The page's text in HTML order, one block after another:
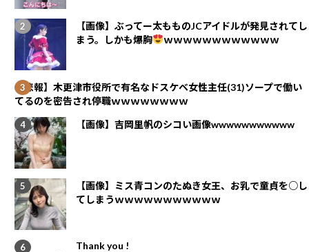
【画像】ぶってー太もものJCアイドルが発見されてし
まう。しかも爆胸
ｗｗｗｗｗｗｗｗｗｗｗｗ
【悲報】木更津市役所で有名なドスケベ女性主任(31)ソープで働い
てるのを密告され停職ｗｗｗｗｗｗｗｗ
【画像】吉岡里帆のシコい画像wwwwwwwwwww
【画像】ミス青コンのたぬき女王、お乳で童貞を○し
てしまうｗｗｗｗｗｗｗｗｗｗｗ
Thank you !